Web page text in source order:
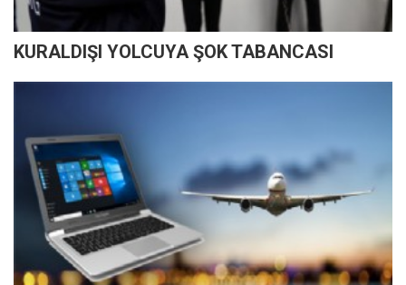
KURALDIŞI YOLCUYA ŞOK TABANCASI